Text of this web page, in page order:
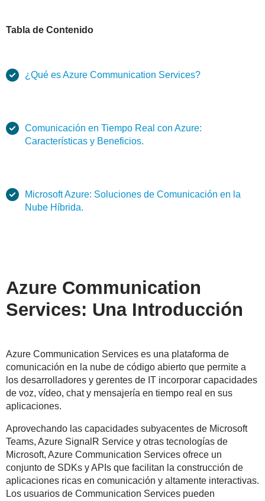
Tabla de Contenido
¿Qué es Azure Communication Services?
Comunicación en Tiempo Real con Azure:
Características y Beneficios.
Microsoft Azure: Soluciones de Comunicación en la
Nube Híbrida.
Azure Communication
Services: Una Introducción
Azure Communication Services es una plataforma de
comunicación en la nube de código abierto que permite a
los desarrolladores y gerentes de IT incorporar capacidades
de voz, vídeo, chat y mensajería en tiempo real en sus
aplicaciones.
Aprovechando las capacidades subyacentes de Microsoft
Teams, Azure SignalR Service y otras tecnologías de
Microsoft, Azure Communication Services ofrece un
conjunto de SDKs y APIs que facilitan la construcción de
aplicaciones ricas en comunicación y altamente interactivas.
Los usuarios de Communication Services pueden